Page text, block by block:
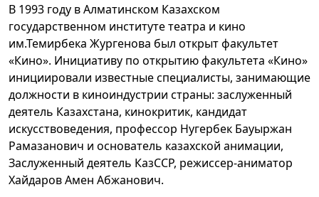
В 1993 году в Алматинском Казахском
государственном институте театра и кино
им.Темирбека Жургенова был открыт факультет
«Кино». Инициативу по открытию факультета «Кино»
инициировали известные специалисты, занимающие
должности в киноиндустрии страны: заслуженный
деятель Казахстана, кинокритик, кандидат
искусствоведения, профессор Нугербек Бауыржан
Рамазанович и основатель казахской анимации,
Заслуженный деятель КазССР, режиссер-аниматор
Хайдаров Амен Абжанович.